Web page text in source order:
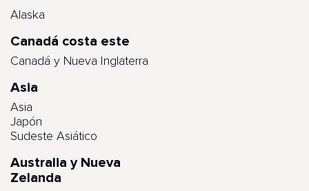
Alaska
Canadá costa este
Canadá y Nueva Inglaterra
Asia
Asia
Japón
Sudeste Asiático
Australia y Nueva
Zelanda